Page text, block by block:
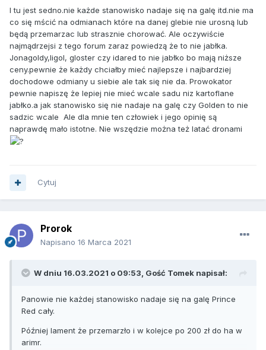
I tu jest sedno.nie każde stanowisko nadaje się na galę itd.nie ma
co się mścić na odmianach które na danej glebie nie urosną lub
będą przemarzac lub strasznie chorować. Ale oczywiście
najmądrzejsi z tego forum zaraz powiedzą że to nie jabłka.
Jonagoldy,ligol, gloster czy idared to nie jabłko bo mają niższe
ceny.pewnie że każdy chciałby mieć najlepsze i najbardziej
dochodowe odmiany u siebie ale tak się nie da. Prowokator
pewnie napiszę że lepiej nie mieć wcale sadu niz kartoflane
jabłko.a jak stanowisko się nie nadaje na galę czy Golden to nie
sadzic wcale Ale dla mnie ten człowiek i jego opinię są
naprawdę mało istotne. Nie wszędzie można też latać dronami
Cytuj
Prorok
Napisano 16 Marca 2021
W dniu 16.03.2021 o 09:53, Gość Tomek napisał:
Panowie nie każdej stanowisko nadaje się na galę Prince
Red cały.
Później lament że przemarzło i w kolejce po 200 zł do ha w
arimr.